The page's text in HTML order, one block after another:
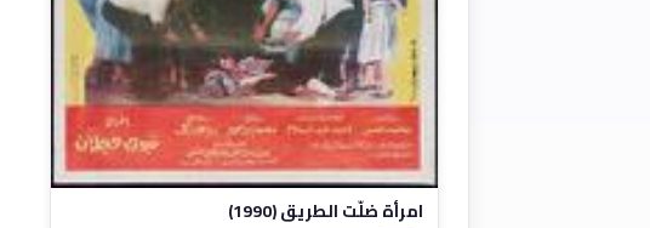
امرأة ضلَّت الطريق (1990)